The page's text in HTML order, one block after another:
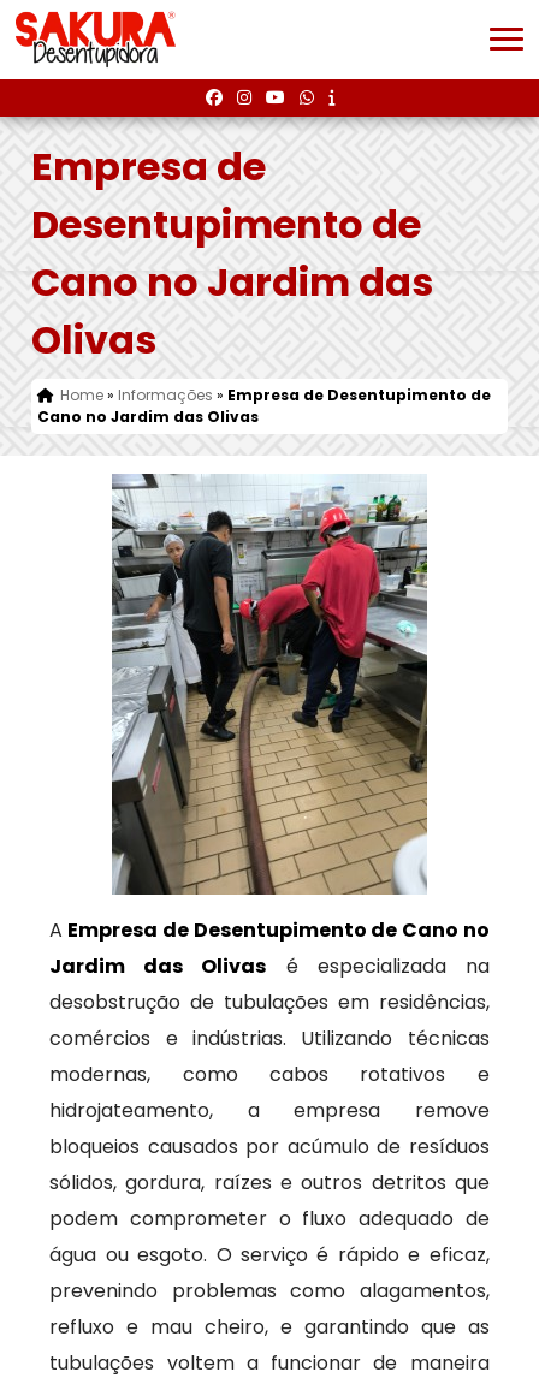
Empresa de
Desentupimento de
Cano no Jardim das
Olivas
Home» Informações » Empresa de Desentupimento de
Cano no Jardim das Olivas
A Empresa de Desentupimento de Cano no
Jardim das Olivas é especializada na
desobstrução de tubulações em residências,
comércios e indústrias. Utilizando técnicas
modernas, como cabos rotativos e
hidrojateamento, a empresa remove
bloqueios causados por acúmulo de resíduos
sólidos, gordura, raízes e outros detritos que
podem comprometer o fluxo adequado de
água ou esgoto. O serviço é rápido e eficaz,
prevenindo problemas como alagamentos,
refluxo e mau cheiro, e garantindo que as
tubulações voltem a funcionar de maneira